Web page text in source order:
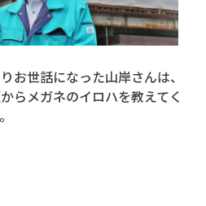
お世話になった山岸さんは、
らメガネのイロハを教えてく